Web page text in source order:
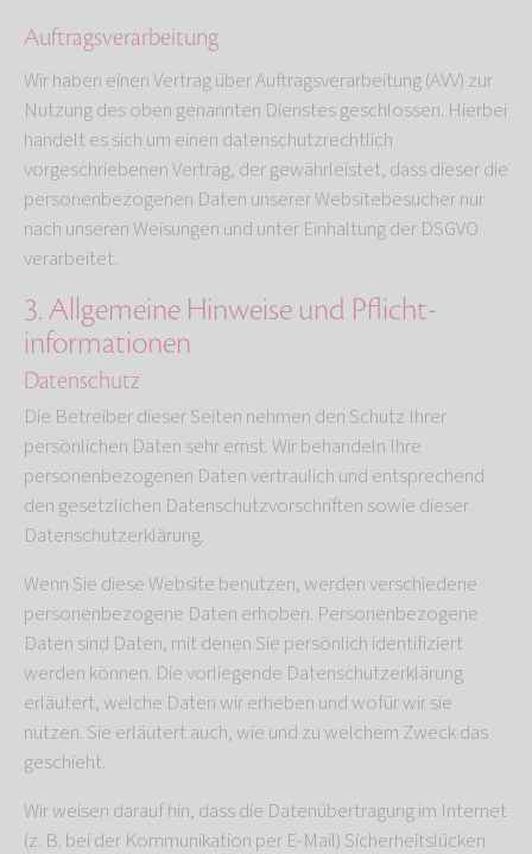
Auftragsverarbeitung
Wir haben einen Vertrag über Auftragsverarbeitung (AVV) zur
Nutzung des oben genannten Dienstes geschlossen. Hierbei
handelt es sich um einen datenschutzrechtlich
vorgeschriebenen Vertrag, der gewährleistet, dass dieser die
personenbezogenen Daten unserer Websitebesucher nur
nach unseren Weisungen und unter Einhaltung der DSGVO
verarbeitet.
3. Allgemeine Hinweise und Pflicht­
informationen
Datenschutz
Die Betreiber dieser Seiten nehmen den Schutz Ihrer
persönlichen Daten sehr ernst. Wir behandeln Ihre
personenbezogenen Daten vertraulich und entsprechend
den gesetzlichen Datenschutzvorschriften sowie dieser
Datenschutzerklärung.
Wenn Sie diese Website benutzen, werden verschiedene
personenbezogene Daten erhoben. Personenbezogene
Daten sind Daten, mit denen Sie persönlich identifiziert
werden können. Die vorliegende Datenschutzerklärung
erläutert, welche Daten wir erheben und wofür wir sie
nutzen. Sie erläutert auch, wie und zu welchem Zweck das
geschieht.
Wir weisen darauf hin, dass die Datenübertragung im Internet
(z. B. bei der Kommunikation per E-Mail) Sicherheitslücken